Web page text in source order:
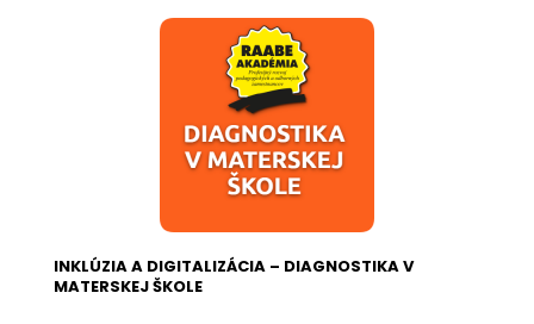
INKLÚZIA A DIGITALIZÁCIA – DIAGNOSTIKA V
MATERSKEJ ŠKOLE